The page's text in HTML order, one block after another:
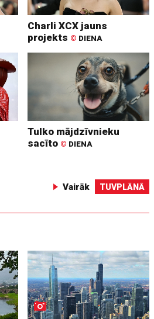
Charli XCX jauns
projekts © DIENA
Tulko mājdzīvnieku
sacīto © DIENA
Vairāk TUVPLĀNĀ